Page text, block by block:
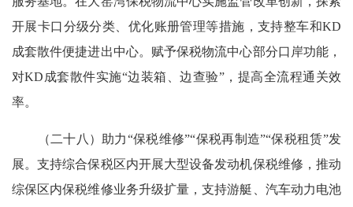
开展卡口分级分类、优化账册管理等措施，支持整车和KD
成套散件便捷进出中心。赋予保税物流中心部分口岸功能，
对KD成套散件实施“边装箱、边查验”，提高全流程通关效
率。
（二十八）助力“保税维修”“保税再制造”“保税租赁”发
展。支持综合保税区内开展大型设备发动机保税维修，推动
综保区内保税维修业务升级扩量，支持游艇、汽车动力电池